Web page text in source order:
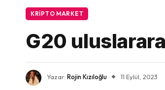
KRIPTO MARKET
G20
Yazar: Rojin Kızıloğlu 11 Eylül, 2023